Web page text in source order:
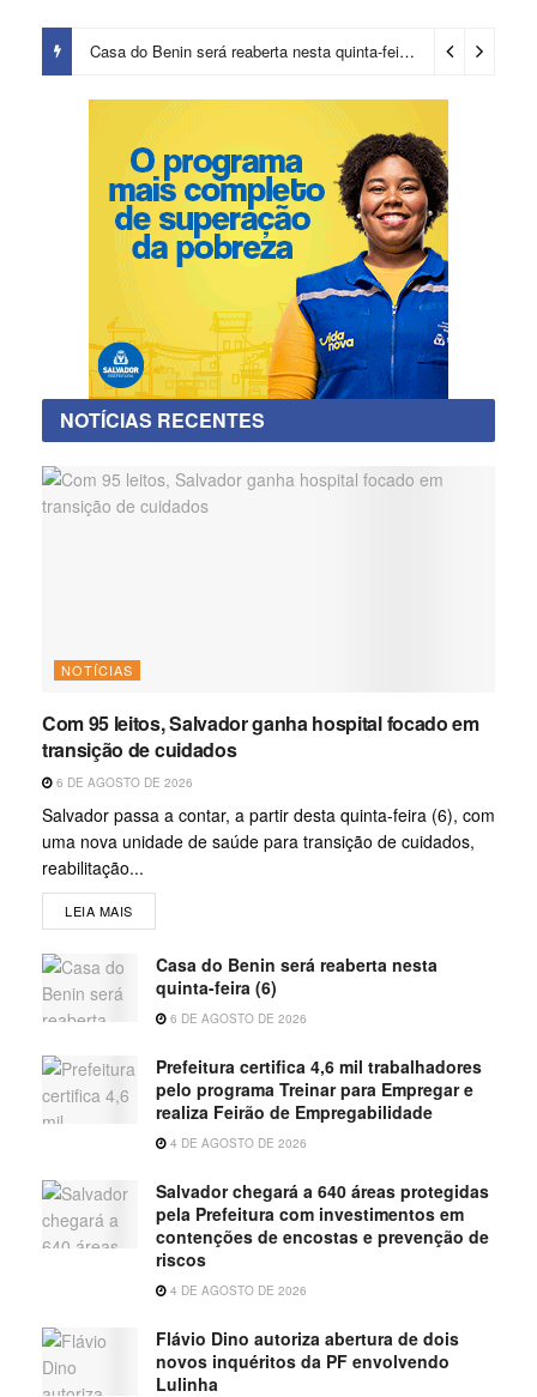
Casa do Benin será reaberta nesta quinta-feira (6) 3 dias ago
NOTÍCIAS RECENTES
NOTÍCIAS
Com 95 leitos, Salvador ganha hospital focado em
transição de cuidados
6 DE AGOSTO DE 2026
Salvador passa a contar, a partir desta quinta-feira (6), com
uma nova unidade de saúde para transição de cuidados,
reabilitação...
LEIA MAIS
Casa do Benin será reaberta nesta
quinta-feira (6)
6 DE AGOSTO DE 2026
Prefeitura certifica 4,6 mil trabalhadores
pelo programa Treinar para Empregar e
realiza Feirão de Empregabilidade
4 DE AGOSTO DE 2026
Salvador chegará a 640 áreas protegidas
pela Prefeitura com investimentos em
contenções de encostas e prevenção de
riscos
4 DE AGOSTO DE 2026
Flávio Dino autoriza abertura de dois
novos inquéritos da PF envolvendo
Lulinha